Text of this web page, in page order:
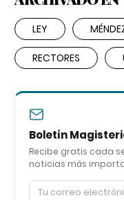
LEY
RECTORES
Boletín
Recibe gratis cada
noticias más